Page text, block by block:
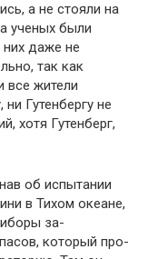
а не стояли на
ученых были
них даже не
так как
все жители
Гутенбергу не
хотя Гутенберг,
об испыта­нии
в Тихом океане,
за­
который про­